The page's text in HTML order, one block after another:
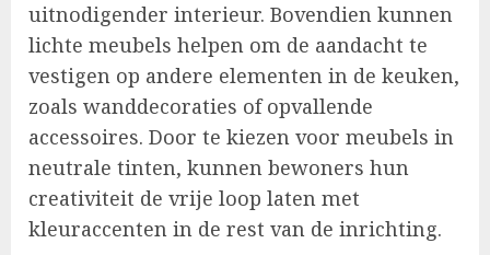
uitnodigender interieur. Bovendien kunnen
lichte meubels helpen om de aandacht te
vestigen op andere elementen in de keuken,
zoals wanddecoraties of opvallende
accessoires. Door te kiezen voor meubels in
neutrale tinten, kunnen bewoners hun
creativiteit de vrije loop laten met
kleuraccenten in de rest van de inrichting.